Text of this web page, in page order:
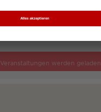
Veranstaltungen werden geladen